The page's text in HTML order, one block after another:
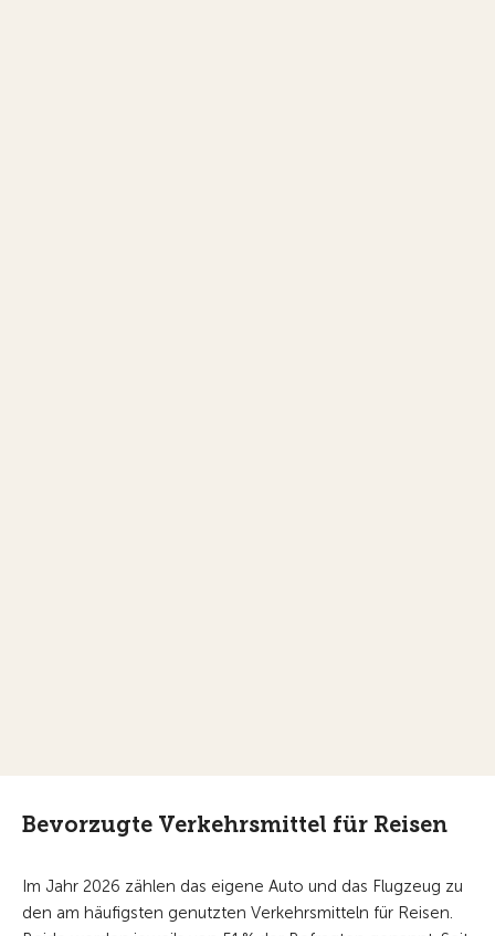
Bevorzugte Verkehrsmittel für Reisen
Im Jahr 2026 zählen das eigene Auto und das Flugzeug zu
den am häufigsten genutzten Verkehrsmitteln für Reisen.